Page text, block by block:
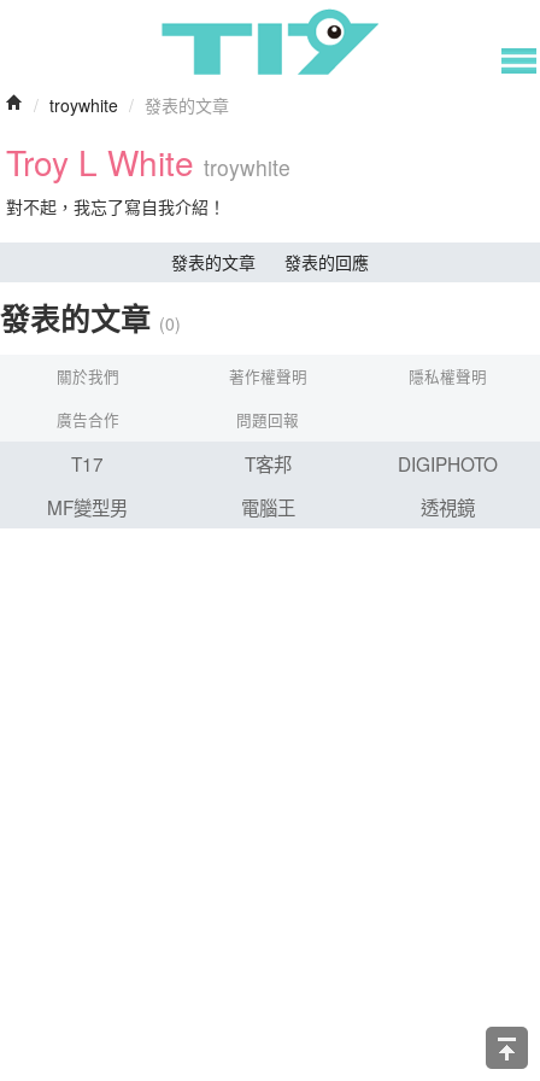
/ troywhite / 發表的文章
Troy L White troywhite
對不起，我忘了寫自我介紹！
發表的文章 發表的回應
發表的文章 (0)
關於我們 著作權聲明
隱私權聲明
廣告合作
問題回報
T17 T客邦
DIGIPHOTO
MF變型男
電腦王 透視鏡